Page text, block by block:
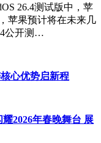
26.4测试版中，苹
苹果预计将在未来几
公开测…
心优势启新程
2026年春晚舞台 展